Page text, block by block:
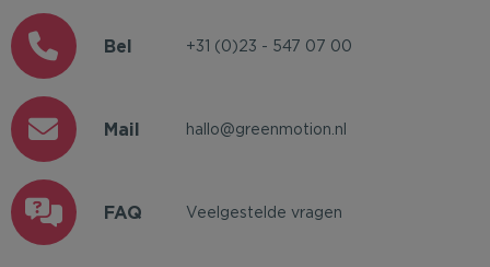
Bel +31 (0)23 - 547 07 00
Mail hallo@greenmotion.nl
FAQ Veelgestelde vragen